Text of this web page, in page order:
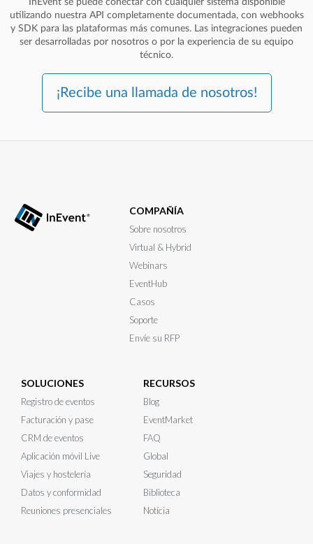
InEvent se puede conectar con cualquier sistema disponible
utilizando nuestra API completamente documentada, con webhooks
y SDK para las plataformas más comunes. Las integraciones pueden
ser desarrolladas por nosotros o por la experiencia de su equipo
técnico.
¡Recibe una llamada de nosotros!
COMPAÑÍA
Sobre nosotros
Virtual & Hybrid
Webinars
EventHub
Casos
Soporte
Envíe su RFP
SOLUCIONES
Registro de eventos
Facturación y pase
CRM de eventos
Aplicación móvil Live
Viajes y hostelería
Datos y conformidad
Reuniones presenciales
RECURSOS
Blog
EventMarket
FAQ
Global
Seguridad
Biblioteca
Notícia